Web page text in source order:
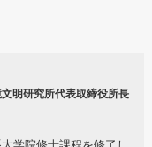
明研究所代表取締役所長